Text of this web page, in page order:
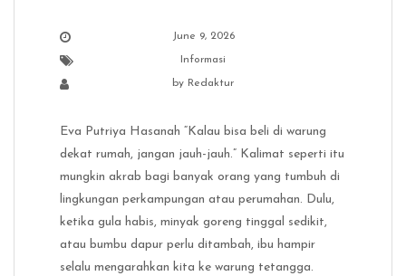
June 9, 2026
Informasi
by Redaktur
Eva Putriya Hasanah “Kalau bisa beli di warung
dekat rumah, jangan jauh-jauh.” Kalimat seperti itu
mungkin akrab bagi banyak orang yang tumbuh di
lingkungan perkampungan atau perumahan. Dulu,
ketika gula habis, minyak goreng tinggal sedikit,
atau bumbu dapur perlu ditambah, ibu hampir
selalu mengarahkan kita ke warung tetangga.